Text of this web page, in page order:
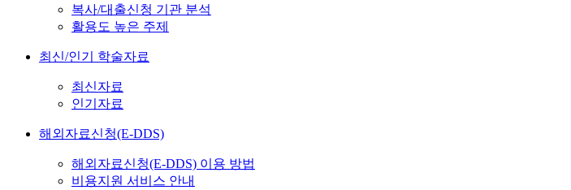
복사/대출신청 기관 분석
활용도 높은 주제
최신/인기 학술자료
최신자료
인기자료
해외자료신청(E-DDS)
해외자료신청(E-DDS) 이용 방법
비용지원 서비스 안내